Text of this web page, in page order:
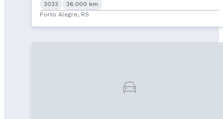
2023
26.000 km
Porto Alegre, RS